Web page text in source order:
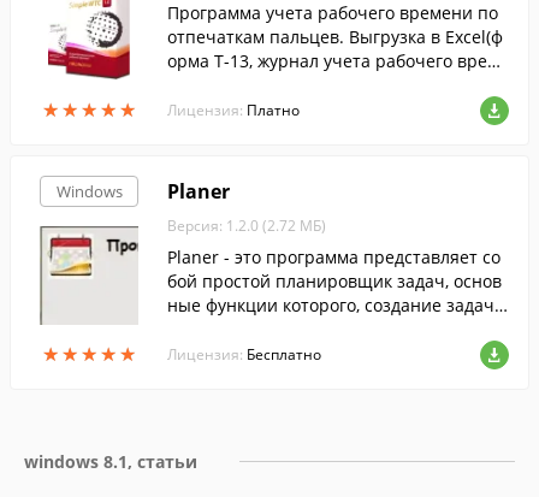
★★★★★
★★★★★
Программа учета рабочего времени по
отпечаткам пальцев. Выгрузка в Excel(ф
орма Т-13, журнал учета рабочего време
Лицензия: Платно
Windows
★★★★★
★★★★★
Planer
Версия: 1.2.0 (2.72 МБ)
Planer - это программа представляет со
бой простой планировщик задач, основ
ные функции которого, создание задач
итм жизни и большое количество инфор
мации, ежедневно получаемой человеко
куда-то пойти. Программа Planer предст
Лицензия: Бесплатно
windows 8.1, статьи